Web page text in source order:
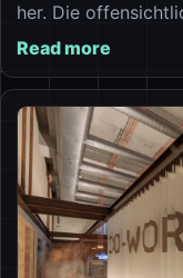
her. Die
Read more